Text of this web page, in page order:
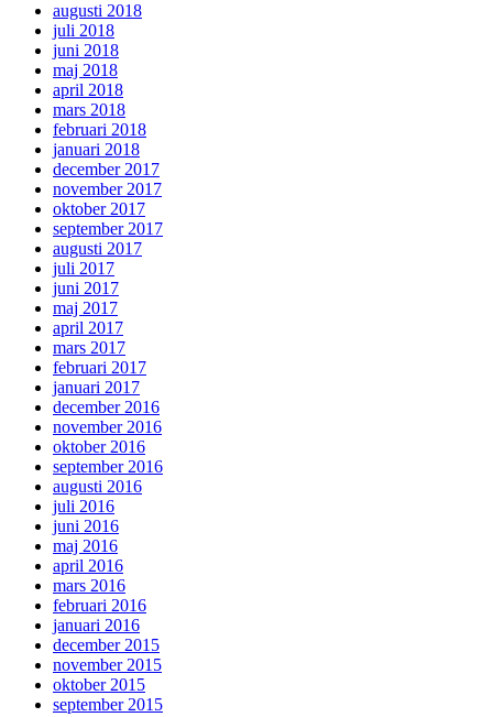
augusti 2018
juli 2018
juni 2018
maj 2018
april 2018
mars 2018
februari 2018
januari 2018
december 2017
november 2017
oktober 2017
september 2017
augusti 2017
juli 2017
juni 2017
maj 2017
april 2017
mars 2017
februari 2017
januari 2017
december 2016
november 2016
oktober 2016
september 2016
augusti 2016
juli 2016
juni 2016
maj 2016
april 2016
mars 2016
februari 2016
januari 2016
december 2015
november 2015
oktober 2015
september 2015